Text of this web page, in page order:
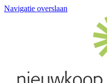
Navigatie overslaan